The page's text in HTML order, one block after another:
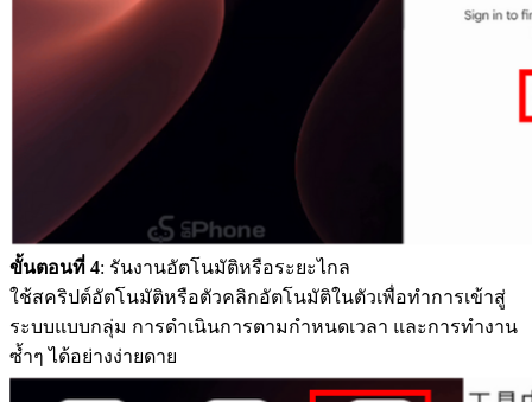
ขั้นตอนที่ 4: รันงานอัตโนมัติหรือระยะไกล
ใช้สคริปต์อัตโนมัติหรือตัวคลิกอัตโนมัติในตัวเพื่อทำการเข้าสู่
ระบบแบบกลุ่ม การดำเนินการตามกำหนดเวลา และการทำงาน
ซ้ำๆ ได้อย่างง่ายดาย